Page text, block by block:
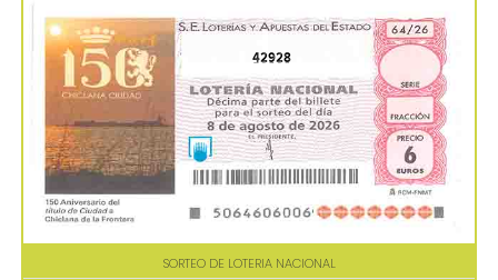
42928
SORTEO DE LOTERIA NACIONAL